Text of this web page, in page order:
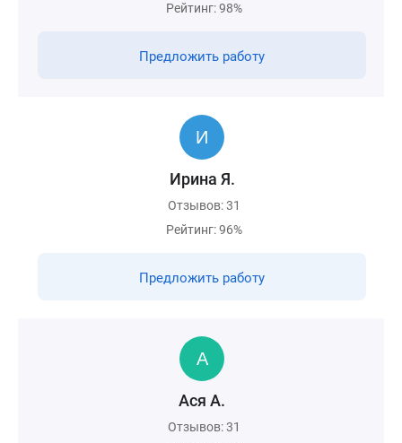
Рейтинг: 98%
Предложить работу
Ирина Я.
Отзывов: 31
Рейтинг: 96%
Предложить работу
Ася А.
Отзывов: 31